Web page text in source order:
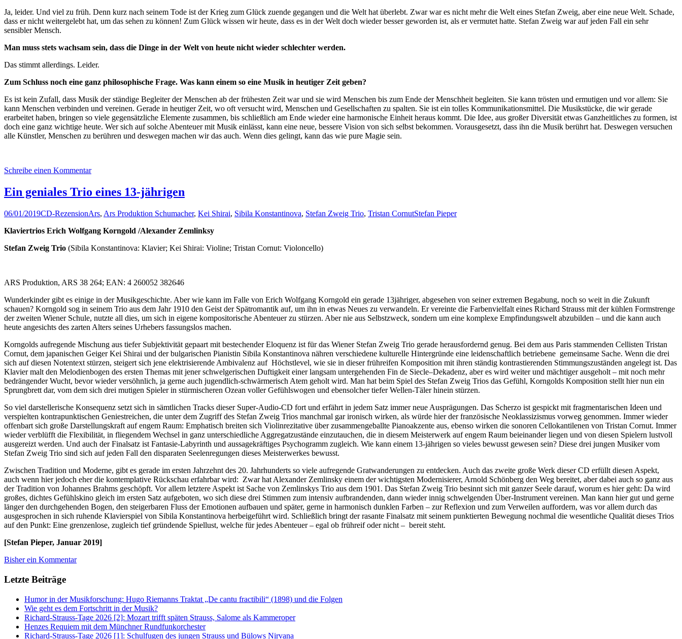
Ja, leider. Und viel zu früh. Denn kurz nach seinem Tode ist der Krieg zum Glück zuende gegangen und die Welt hat überlebt. Zwar war es nicht mehr die Welt eines Stefan Zweig, aber eine neue Welt. Schade,
dass er nicht weitergelebt hat, um das sehen zu können! Zum Glück wissen wir heute, dass es in der Welt doch wieder besser geworden ist, als er vermutet hatte. Stefan Zweig war auf jeden Fall ein sehr
sensibler Mensch.
Man muss stets wachsam sein, dass die Dinge in der Welt von heute nicht wieder schlechter werden.
Das stimmt allerdings. Leider.
Zum Schluss noch eine ganz philosophische Frage. Was kann einem so eine Musik in heutiger Zeit geben?
Es ist kein Zufall, dass Musik der ständige Begleiter der Menschen ab der frühesten Zeit war und sie wird Menschen bis zum Ende der Menschheit begleiten. Sie kann trösten und ermutigen und vor allem: Sie
kann Menschen verbinden und vereinen. Gerade in heutiger Zeit, wo oft versucht wird, Menschen und Gesellschaften zu spalten. Sie ist ein tolles Kommunikationsmittel. Die Musikstücke, die wir gerade
erarbeitet haben, bringen so viele gegensätzliche Elemente zusammen, bis schließlich am Ende wieder eine harmonische Einheit heraus kommt. Die Idee, aus großer Diversität etwas Ganzheitliches zu formen, ist
doch eine ganz wichtige heute. Wer sich auf solche Abenteuer mit Musik einlässt, kann eine neue, bessere Vision von sich selbst bekommen. Vorausgesetzt, dass ihn die Musik berührt hat. Deswegen versuchen
alle Künstler, Menschen zu berühren und deswegen machen wir das auch. Wenn dies gelingt, kann das wie pure Magie sein.
Schreibe einen Kommentar
Ein geniales Trio eines 13-jährigen
06/01/2019CD-RezensionArs, Ars Produktion Schumacher, Kei Shirai, Sibila Konstantinova, Stefan Zweig Trio, Tristan CornutStefan Pieper
Klaviertrios Erich Wolfgang Korngold /Alexander Zemlinksy
Stefan Zweig Trio (Sibila Konstantinova: Klavier; Kei Shirai: Violine; Tristan Cornut: Violoncello)
ARS Produktion, ARS 38 264; EAN: 4 260052 382646
Wunderkinder gibt es einige in der Musikgeschichte. Aber wie kann im Falle von Erich Wolfgang Korngold ein gerade 13jähriger, abgesehen von seiner extremen Begabung, noch so weit in die Zukunft
schauen? Korngold sog in seinem Trio aus dem Jahr 1910 den Geist der Spätromantik auf, um ihn in etwas Neues zu verwandeln. Er vereinte die Farbenvielfalt eines Richard Strauss mit der kühlen Formstrenge
der zweiten Wiener Schule, nutzte all dies, um sich in eigene kompositorische Abenteuer zu stürzen. Aber nie aus Selbstzweck, sondern um eine komplexe Empfindungswelt abzubilden – und die kann auch
heute angesichts des zarten Alters seines Urhebers fassungslos machen.
Korngolds aufregende Mischung aus tiefer Subjektivität gepaart mit bestechender Eloquenz ist für das Wiener Stefan Zweig Trio gerade herausfordernd genug. Bei dem aus Paris stammenden Cellisten Tristan
Cornut, dem japanischen Geiger Kei Shirai und der bulgarischen Pianistin Sibila Konstantinova nähren verschiedene kulturelle Hintergründe eine leidenschaftlich betriebene gemeinsame Sache. Wenn die drei
sich auf diesen Notentext stürzen, steigert sich jene elektrisierende Ambivalenz auf Höchstlevel, wie sie in dieser frühreifen Komposition mit ihren ständig kontrastierenden Stimmungszuständen angelegt ist. Das
Klavier malt den Melodienbogen des ersten Themas mit jener schwelgerischen Duftigkeit einer langsam untergehenden Fin de Siecle–Dekadenz, aber es wird weiter und mächtiger ausgeholt – mit noch mehr
bedrängender Wucht, bevor wieder versöhnlich, ja gerne auch jugendlich-schwärmerisch Atem geholt wird. Man hat beim Spiel des Stefan Zweig Trios das Gefühl, Korngolds Komposition stellt hier nun ein
Sprungbrett dar, vom dem sich drei mutigen Spieler in stürmischeren Ozean voller Gefühlswogen und ebensolcher tiefer Wellen-Täler hinein stürzen.
So viel darstellerische Konsequenz setzt sich in sämtlichen Tracks dieser Super-Audio-CD fort und erfährt in jedem Satz immer neue Ausprägungen. Das Scherzo ist gespickt mit fragmentarischen Ideen und
verspielten kontrapunktischen Geniestreichen, die unter dem Zugriff des Stefan Zweig Trios manchmal gar ironisch wirken, als würde hier der französische Neoklassizismus vorweg genommen. Immer wieder
offenbart sich große Darstellungskraft auf engem Raum: Emphatisch breiten sich Violinrezitative über zusammengeballte Pianoakzente aus, ebenso wirken die sonoren Cellokantilenen von Tristan Cornut. Immer
wieder verblüfft die Flexibilität, in fliegendem Wechsel in ganz unterschiedliche Aggregatzustände einzutauchen, die in diesem Meisterwerk auf engem Raum beieinander liegen und von diesen Spielern lustvoll
ausgereizt werden. Und auch der Finalsatz ist Fantasie-Labyrinth und aussagekräftiges Psychogramm zugleich. Wie kann einem 13-jährigen so vieles bewusst gewesen sein? Diese drei jungen Musiker vom
Stefan Zweig Trio sind sich auf jeden Fall den disparaten Seelenregungen dieses Meisterwerkes bewusst.
Zwischen Tradition und Moderne, gibt es gerade im ersten Jahrzehnt des 20. Jahrhunderts so viele aufregende Gratwanderungen zu entdecken. Auch das zweite große Werk dieser CD erfüllt diesen Aspekt,
auch wenn hier jedoch eher die kontemplative Rückschau erfahrbar wird: Zwar hat Alexander Zemlinsky einem der wichtigsten Modernisierer, Arnold Schönberg den Weg bereitet, aber dabei auch so ganz aus
der Tradition von Johannes Brahms geschöpft. Vor allem letztere Aspekt ist Sache von Zemlinskys Trio aus dem 1901. Das Stefan Zweig Trio besinnt sich mit ganzer Seele darauf, worum es hier geht: Da wird
großes, dichtes Gefühlskino gleich im ersten Satz aufgeboten, wo sich diese drei Stimmen zum intensiv aufbrandenden, dann wieder innig schwelgenden Über-Instrument vereinen. Man kann hier gut und gerne
länger den durchgehenden Bogen, den steigerbaren Fluss der Emotionen aufbauen und später, gerne in harmonisch dunklen Farben – zur Reflexion und zum Verweilen auffordern, was vor allem durch das
ausgesprochen in sich ruhende Klavierspiel von Sibila Konstantinova herbeigeführt wird. Schließlich bringt der rasante Finalsatz mit seinem punktierten Bewegung nochmal die wesentliche Qualität dieses Trios
auf den Punkt: Eine grenzenlose, zugleich tief gründende Spiellust, welche für jedes Abenteuer – egal ob frühreif oder nicht – bereit steht.
[Stefan Pieper, Januar 2019]
Bisher ein Kommentar
Letzte Beiträge
Humor in der Musikforschung: Hugo Riemanns Traktat „De cantu fractibili“ (1898) und die Folgen
Wie geht es dem Fortschritt in der Musik?
Richard-Strauss-Tage 2026 [2]: Mozart trifft späten Strauss, Salome als Kammeroper
Henzes Requiem mit dem Münchner Rundfunkorchester
Richard-Strauss-Tage 2026 [1]: Schulfugen des jungen Strauss und Bülows Nirvana